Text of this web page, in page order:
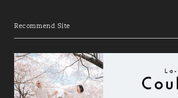
Recommend Site